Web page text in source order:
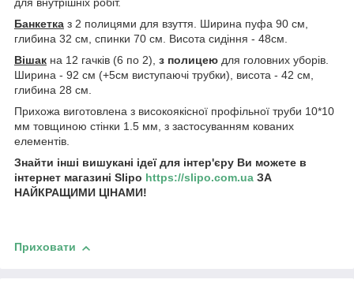
для внутрішніх робіт.
Банкетка з 2 полицями для взуття. Ширина пуфа 90 см,
глибина 32 см, спинки 70 см. Висота сидіння - 48см.
Вішак на 12 гачків (6 по 2), з полицею для головних уборів.
Ширина - 92 см (+5см виступаючі трубки), висота - 42 см,
глибина 28 см.
Прихожа виготовлена з високоякісної профільної труби 10*10
мм товщиною стінки 1.5 мм, з застосуванням кованих
елементів.
Знайти інші вишукані ідеї для інтер'єру Ви можете в
інтернет магазині Slipo https://slipo.com.ua ЗА
НАЙКРАЩИМИ ЦІНАМИ!
Приховати